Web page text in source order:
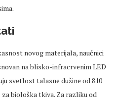
novog materijala, naučnici
na blisko-infracrvenim LED
svetlost talasne dužine od 810
biološka tkiva. Za razliku od